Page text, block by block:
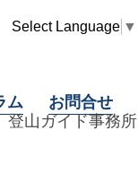
登山ガイド事務所
Select Language ▼
ム お問合せ